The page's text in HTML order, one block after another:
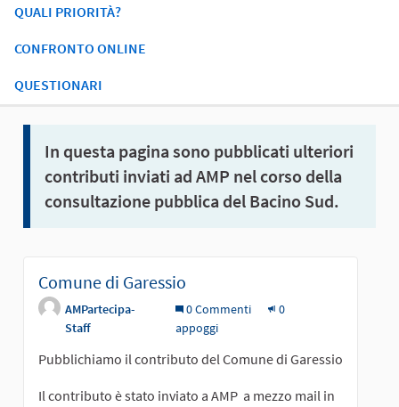
QUALI PRIORITÀ?
CONFRONTO ONLINE
QUESTIONARI
In questa pagina sono pubblicati ulteriori
contributi inviati ad AMP nel corso della
consultazione pubblica del Bacino Sud.
Comune di Garessio
AMPartecipa-
Staff
0 Commenti
0
appoggi
Pubblichiamo il contributo del Comune di Garessio
Il contributo è stato inviato a AMP a mezzo mail in